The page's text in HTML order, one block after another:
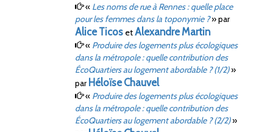
« Les noms de rue à Rennes: quelle place
pour les femmes dans la toponymie ?»par
Alice Ticos etAlexandre Martin
« Produire des logements plus écologiques
dans la métropole: quelle contribution des
ÉcoQuartiers au logement abordable ? (1/2)»
parHéloïse Chauvel
« Produire des logements plus écologiques
dans la métropole: quelle contribution des
ÉcoQuartiers au logement abordable ? (2/2)»